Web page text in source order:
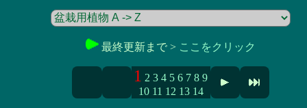
最終更新まで > ここをクリック
1 2 3 4 5 6 7 8 9
10 11 12 13 14